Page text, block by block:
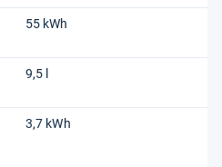
55 kWh
9,5 l
3,7 kWh